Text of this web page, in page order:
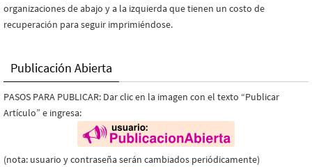
organizaciones de abajo y a la izquierda que tienen un costo de
recuperación para seguir imprimiéndose.
Publicación Abierta
PASOS PARA PUBLICAR: Dar clic en la imagen con el texto “Publicar
Artículo” e ingresa:
(nota: usuario y contraseña serán cambiados periódicamente)